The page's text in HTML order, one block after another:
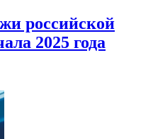
российской
2025 года